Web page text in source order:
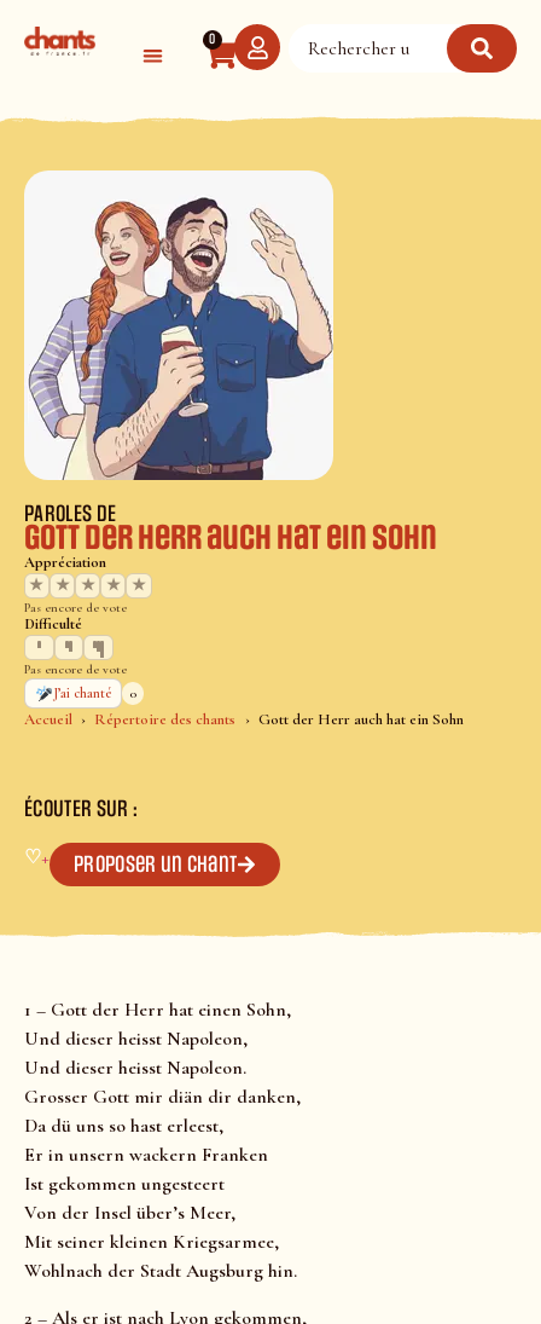
0
Accueil Répertoire des chants Gott der Herr auch hat ein Sohn
PAROLES DE
Gott der Herr auch hat ein Sohn
Appréciation
★
★ ★ ★ ★
Pas encore de vote
Difficulté
Pas encore de vote
J’ai chanté
0
ÉCOUTER SUR :
♡+ Proposer un chant
1 – Gott der Herr hat einen Sohn,
Und dieser heisst Napoleon,
Und dieser heisst Napoleon.
Grosser Gott mir diän dir danken,
Da dü uns so hast erleest,
Er in unsern wackern Franken
Ist gekommen ungesteert
Von der Insel über’s Meer,
Mit seiner kleinen Kriegsarmee,
Wohlnach der Stadt Augsburg hin.
2 – Als er ist nach Lyon gekommen,